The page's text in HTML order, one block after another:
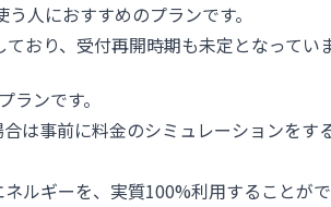
人におすすめのプランです。
おり、受付再開時期も未定となっていま
ンです。
は事前に料金のシミュレーションをす
ルギーを、実質100%利用することが